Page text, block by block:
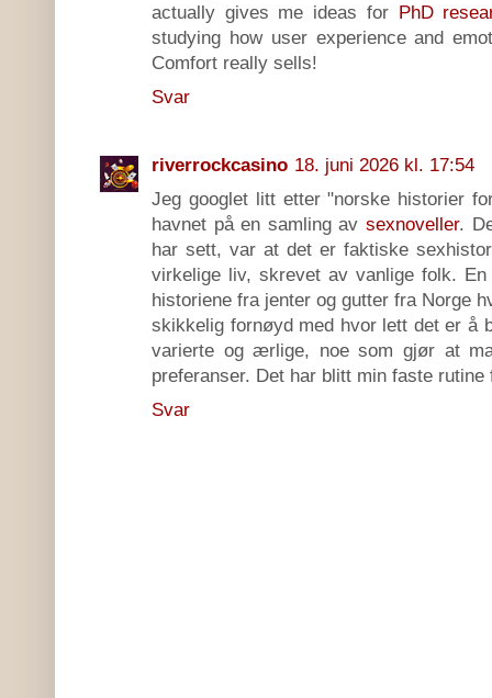
actually gives me ideas for PhD
studying how user experience and
Comfort really sells!
Svar
riverrockcasino 18. juni 2026 kl. 17:54
Jeg googlet litt etter "norske historier
havnet på en samling avsexnoveller.
har sett, var at det er faktiske
virkelige liv, skrevet av vanlige folk.
historiene fra jenter og gutter fra Norge
skikkelig fornøyd med hvor lett det er å
varierte og ærlige, noe som gjør at
preferanser. Det har blitt min faste
Svar